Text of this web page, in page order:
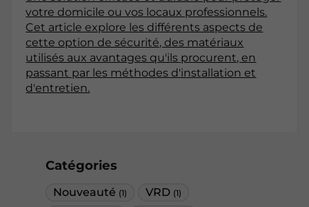
Catégories
Nouveauté (1) VRD (1)
votre domicile ou vos locaux professionnels.
Cet article explore les différents aspects de
cette option de sécurité, des matériaux
utilisés aux avantages qu'ils procurent, en
passant par les méthodes d'installation et
d'entretien.